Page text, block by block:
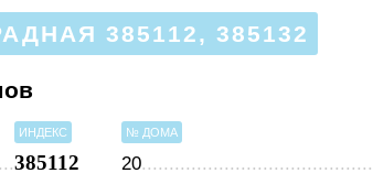
385112, 385132
ИНДЕКС
385112
№ ДОМА
20